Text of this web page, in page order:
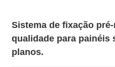
Sistema de fixação
qualidade para painéis
planos.